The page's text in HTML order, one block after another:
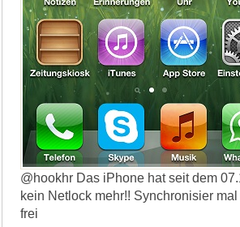
@hookhr Das iPhone hat seit dem
kein Netlock mehr!! Synchronisier
frei